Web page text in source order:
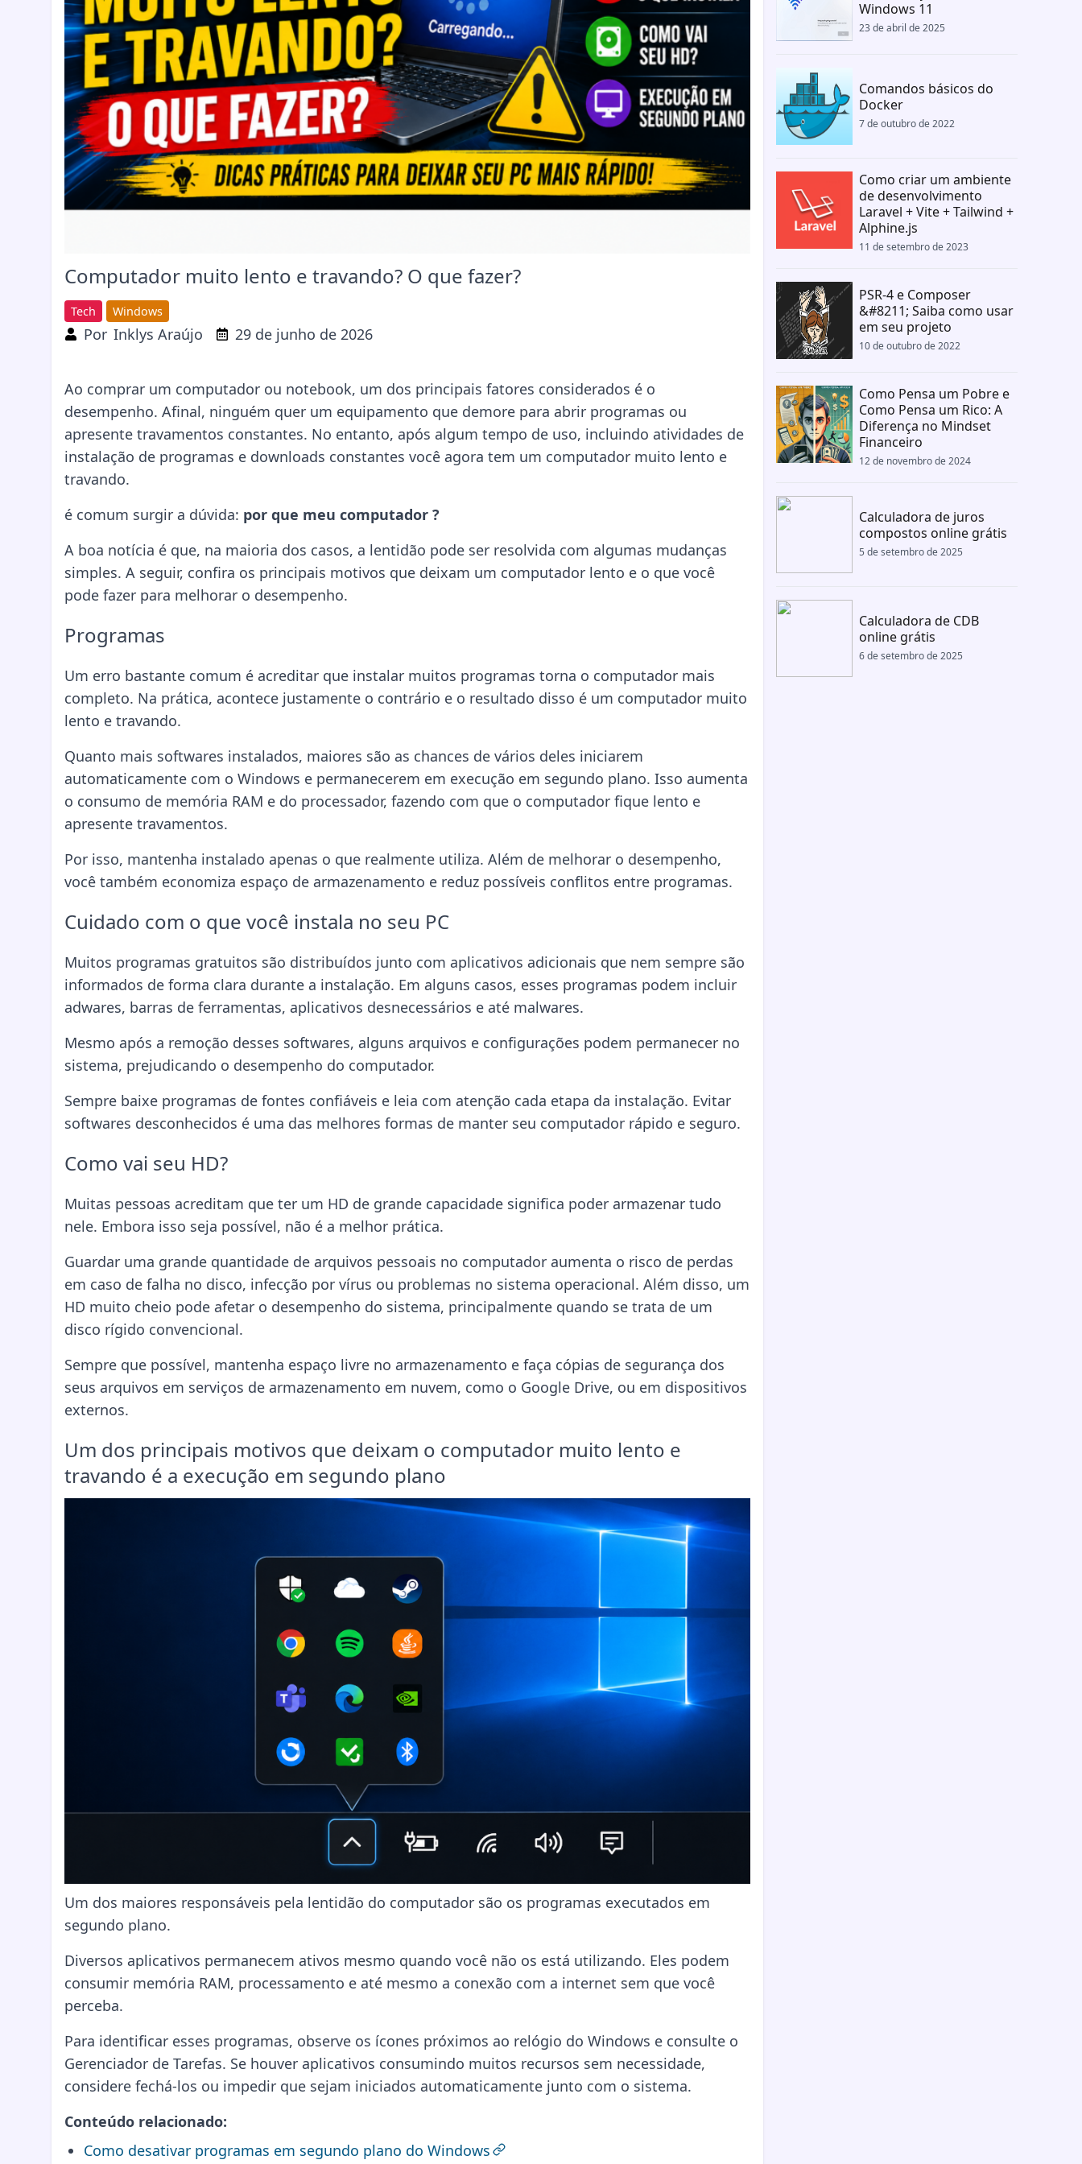
Computador muito lento e travando? O que fazer?
Tech Windows
Por Inklys Araújo 29 de junho de 2026
Ao comprar um computador ou notebook, um dos principais fatores considerados é o
desempenho. Afinal, ninguém quer um equipamento que demore para abrir programas ou
apresente travamentos constantes. No entanto, após algum tempo de uso, incluindo atividades de
instalação de programas e downloads constantes você agora tem um computador muito lento e
travando.
é comum surgir a dúvida: por que meu computador ?
A boa notícia é que, na maioria dos casos, a lentidão pode ser resolvida com algumas mudanças
simples. A seguir, confira os principais motivos que deixam um computador lento e o que você
pode fazer para melhorar o desempenho.
Programas
Um erro bastante comum é acreditar que instalar muitos programas torna o computador mais
completo. Na prática, acontece justamente o contrário e o resultado disso é um computador muito
lento e travando.
Quanto mais softwares instalados, maiores são as chances de vários deles iniciarem
automaticamente com o Windows e permanecerem em execução em segundo plano. Isso aumenta
o consumo de memória RAM e do processador, fazendo com que o computador fique lento e
apresente travamentos.
Por isso, mantenha instalado apenas o que realmente utiliza. Além de melhorar o desempenho,
você também economiza espaço de armazenamento e reduz possíveis conflitos entre programas.
Cuidado com o que você instala no seu PC
Muitos programas gratuitos são distribuídos junto com aplicativos adicionais que nem sempre são
informados de forma clara durante a instalação. Em alguns casos, esses programas podem incluir
adwares, barras de ferramentas, aplicativos desnecessários e até malwares.
Mesmo após a remoção desses softwares, alguns arquivos e configurações podem permanecer no
sistema, prejudicando o desempenho do computador.
Sempre baixe programas de fontes confiáveis e leia com atenção cada etapa da instalação. Evitar
softwares desconhecidos é uma das melhores formas de manter seu computador rápido e seguro.
Como vai seu HD?
Muitas pessoas acreditam que ter um HD de grande capacidade significa poder armazenar tudo
nele. Embora isso seja possível, não é a melhor prática.
Guardar uma grande quantidade de arquivos pessoais no computador aumenta o risco de perdas
em caso de falha no disco, infecção por vírus ou problemas no sistema operacional. Além disso, um
HD muito cheio pode afetar o desempenho do sistema, principalmente quando se trata de um
disco rígido convencional.
Sempre que possível, mantenha espaço livre no armazenamento e faça cópias de segurança dos
seus arquivos em serviços de armazenamento em nuvem, como o Google Drive, ou em dispositivos
externos.
Um dos principais motivos que deixam o computador muito lento e
travando é a execução em segundo plano
Um dos maiores responsáveis pela lentidão do computador são os programas executados em
segundo plano.
Diversos aplicativos permanecem ativos mesmo quando você não os está utilizando. Eles podem
consumir memória RAM, processamento e até mesmo a conexão com a internet sem que você
perceba.
Para identificar esses programas, observe os ícones próximos ao relógio do Windows e consulte o
Gerenciador de Tarefas. Se houver aplicativos consumindo muitos recursos sem necessidade,
considere fechá-los ou impedir que sejam iniciados automaticamente junto com o sistema.
Conteúdo relacionado:
Como desativar programas em segundo plano do Windows
Windows 11
23 de abril de 2025
Comandos básicos do
Docker
7 de outubro de 2022
Como criar um ambiente
de desenvolvimento
Laravel + Vite + Tailwind +
Alphine.js
11 de setembro de 2023
PSR-4 e Composer
&#8211; Saiba como usar
em seu projeto
10 de outubro de 2022
Como Pensa um Pobre e
Como Pensa um Rico: A
Diferença no Mindset
Financeiro
12 de novembro de 2024
Calculadora de juros
compostos online grátis
5 de setembro de 2025
Calculadora de CDB
online grátis
6 de setembro de 2025